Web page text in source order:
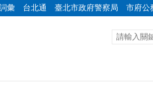
彙 台北通 臺北市政府警察局 市府公